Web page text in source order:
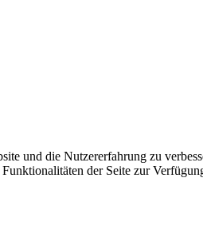
und die Nutzererfahrung zu
der Seite zur